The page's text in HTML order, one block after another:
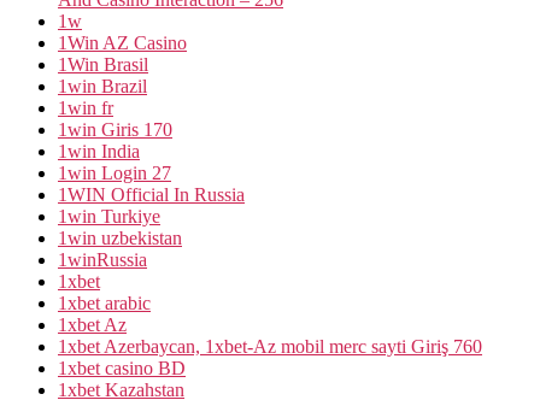
1w
1Win AZ Casino
1Win Brasil
1win Brazil
1win fr
1win Giris 170
1win India
1win Login 27
1WIN Official In Russia
1win Turkiye
1win uzbekistan
1winRussia
1xbet
1xbet arabic
1xbet Az
1xbet Azerbaycan, 1xbet-Az mobil merc sayti Giriş 760
1xbet casino BD
1xbet Kazahstan